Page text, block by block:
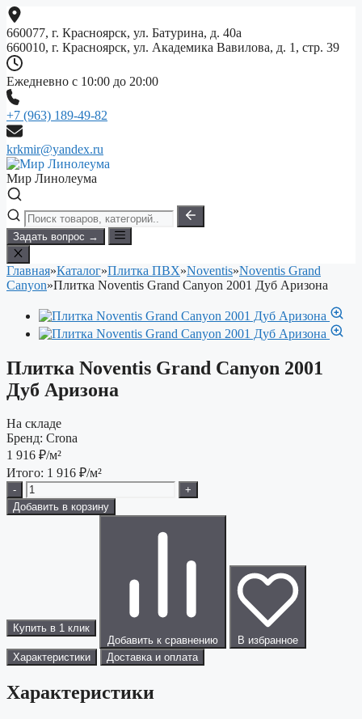
Перейти
к
содержимому
660077, г. Красноярск, ул. Батурина, д. 40а
660010, г. Красноярск, ул. Академика Вавилова, д. 1, стр. 39
Ежедневно с 10:00 до 20:00
+7 (963) 189-49-82
krkmir@yandex.ru
Мир Линолеума
Задать вопрос →
Главная»Каталог»Плитка ПВХ»Noventis»Noventis Grand
Canyon»Плитка Noventis Grand Canyon 2001 Дуб Аризона
Плитка Noventis Grand Canyon 2001
Дуб Аризона
На складе
Бренд: Crona
1 916 ₽/м²
Итого: 1 916 ₽/м²
-
+
Добавить в корзину
Купить в 1 клик
Добавить к сравнению
В избранное
Характеристики
Доставка и оплата
Характеристики